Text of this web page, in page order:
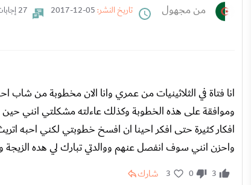
من مجهول تاريخ النشر: 27 إجابات
انا فتاة في الثلاثينيات من عمري وانا الان مخطوبة من شاب
وموافقة على هذه الخطوبة وكذلك عاءلته مشكلتي انني حين
افكار كثيرة حتى افكر احينا ان افسخ خطوبتي لكني احبه
واحزن انني سوف انفصل عنهم ووالدتي تبارك لي هده الزيجة
3
0
3 شارك